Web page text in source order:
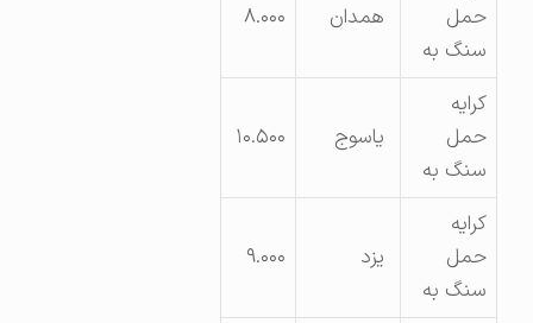
حمل
سنگ به
همدان ۸.۰۰۰
حمل
سنگ به
یاسوج ۱۰.۵۰۰
حمل
سنگ به
۹.۰۰۰